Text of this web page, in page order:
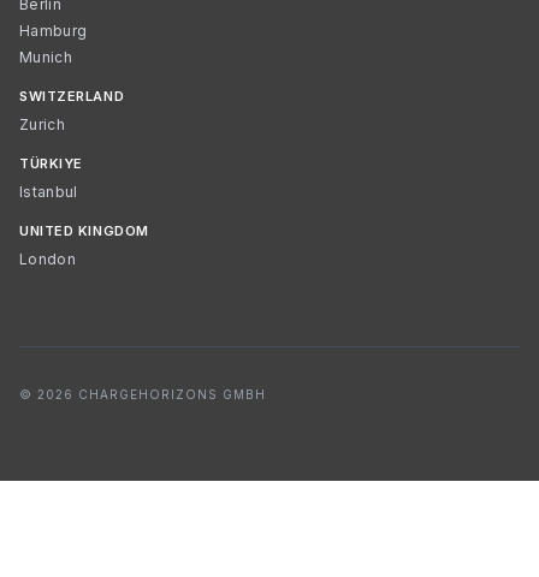
Berlin
Hamburg
Munich
SWITZERLAND
Zurich
TÜRKIYE
Istanbul
UNITED KINGDOM
London
© 2026 CHARGEHORIZONS GMBH